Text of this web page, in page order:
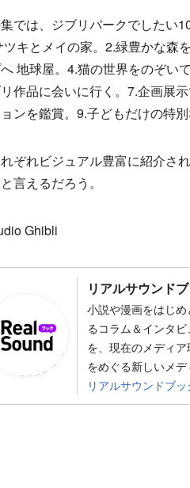
では、ジブリパークでしたい
ツキとメイの家。2.緑豊かな森
地球屋。4.猫の世界をのぞい
作品に会いに行く。7.企画展
ンを鑑賞。9.子どもだけの特
ぞれビジュアル豊富に紹介さ
言えるだろう。
Ghibli
リアルサウンド
小説や漫画をはじ
るコラム＆インタ
を、現在のメディ
をめぐる新しいメ
リアルサウンドブ